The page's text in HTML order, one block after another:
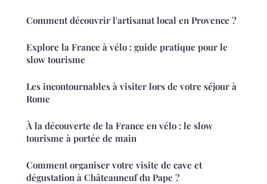
Comment découvrir l'artisanat local en Provence ?
Explore la France à vélo : guide pratique pour le
slow tourisme
Les incontournables à visiter lors de votre séjour à
Rome
À la découverte de la France en vélo : le slow
tourisme à portée de main
Comment organiser votre visite de cave et
dégustation à Châteauneuf du Pape ?